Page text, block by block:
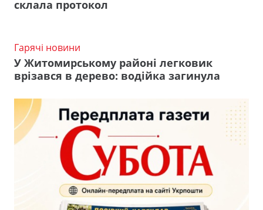
склала протокол
Гарячі новини
У Житомирському районі легковик
врізався в дерево: водійка загинула